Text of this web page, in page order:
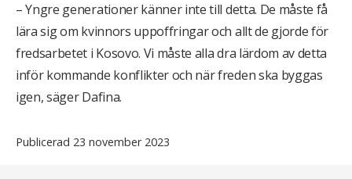
– Yngre generationer känner inte till detta. De måste få
lära sig om kvinnors uppoffringar och allt de gjorde för
fredsarbetet i Kosovo. Vi måste alla dra lärdom av detta
inför kommande konflikter och när freden ska byggas
igen, säger Dafina.
Publicerad 23 november 2023